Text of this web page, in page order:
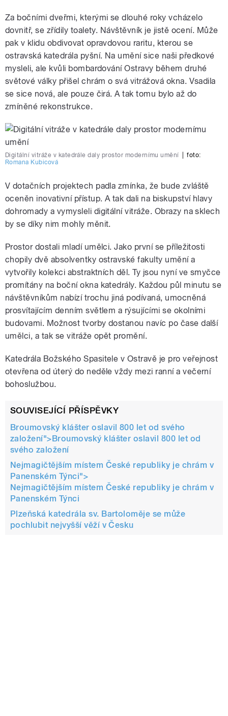
Za bočními dveřmi, kterými se dlouhé roky vcházelo
dovnitř, se zřídily toalety. Návštěvník je jistě ocení. Může
pak v klidu obdivovat opravdovou raritu, kterou se
ostravská katedrála pyšní. Na umění sice naši předkové
mysleli, ale kvůli bombardování Ostravy během druhé
světové války přišel chrám o svá vitrážová okna. Vsadila
se sice nová, ale pouze čirá. A tak tomu bylo až do
zmíněné rekonstrukce.
Digitální vitráže v katedrále daly prostor modernímu umění
foto:
Romana Kubicová
V dotačních projektech padla zmínka, že bude zvláště
oceněn inovativní přístup. A tak dali na biskupství hlavy
dohromady a vymysleli digitální vitráže. Obrazy na sklech
by se díky nim mohly měnit.
Prostor dostali mladí umělci. Jako první se příležitosti
chopily dvě absolventky ostravské fakulty umění a
vytvořily kolekci abstraktních děl. Ty jsou nyní ve smyčce
promítány na boční okna katedrály. Každou půl minutu se
návštěvníkům nabízí trochu jiná podívaná, umocněná
prosvítajícím denním světlem a rýsujícími se okolními
budovami. Možnost tvorby dostanou navíc po čase další
umělci, a tak se vitráže opět promění.
Katedrála Božského Spasitele v Ostravě je pro veřejnost
otevřena od úterý do neděle vždy mezi ranní a večerní
bohoslužbou.
SOUVISEJÍCÍ PŘÍSPĚVKY
Broumovský klášter oslavil 800 let od svého
založení"> Broumovský klášter oslavil 800 let od
svého založení
Nejmagičtějším místem České republiky je chrám v
Panenském Týnci">
Nejmagičtějším místem České republiky je chrám v
Panenském Týnci
Plzeňská katedrála sv. Bartoloměje se může
pochlubit nejvyšší věží v Česku